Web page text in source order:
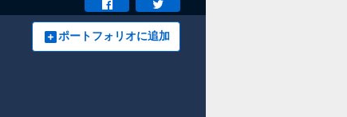
ポートフォリオに追加